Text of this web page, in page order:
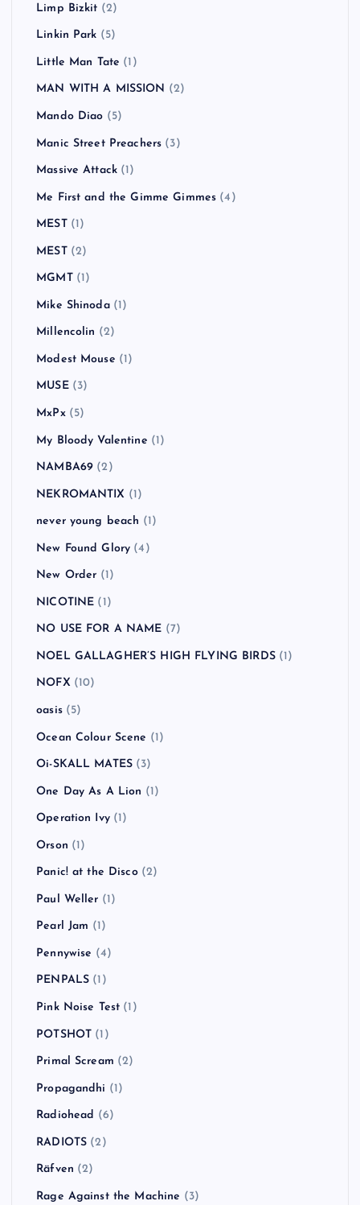
Limp Bizkit (2)
Linkin Park (5)
Little Man Tate (1)
MAN WITH A MISSION (2)
Mando Diao (5)
Manic Street Preachers (3)
Massive Attack (1)
Me First and the Gimme Gimmes (4)
MEST(1)
MEST(2)
MGMT(1)
Mike Shinoda(1)
Millencolin (2)
Modest Mouse (1)
MUSE(3)
MxPx(5)
My Bloody Valentine (1)
NAMBA69 (2)
NEKROMANTIX (1)
never young beach (1)
New Found Glory (4)
New Order (1)
NICOTINE (1)
NO USE FOR A NAME (7)
NOEL GALLAGHER’S HIGH FLYING BIRDS(1)
NOFX (10)
oasis(5)
Ocean Colour Scene (1)
Oi-SKALL MATES (3)
One Day As A Lion (1)
Operation Ivy(1)
Orson (1)
Panic! at the Disco(2)
Paul Weller (1)
Pearl Jam (1)
Pennywise (4)
PENPALS (1)
Pink Noise Test (1)
POTSHOT (1)
Primal Scream (2)
Propagandhi (1)
Radiohead (6)
RADIOTS (2)
Räfven (2)
Rage Against the Machine (3)